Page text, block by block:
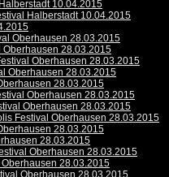
10.04.2015
Halberstadt 10.04.2015
Oberhausen 28.03.2015
Oberhausen 28.03.2015
Oberhausen 28.03.2015
Oberhausen 28.03.2015
28.03.2015
Oberhausen 28.03.2015
Oberhausen 28.03.2015
Festival Oberhausen 28.03.2015
28.03.2015
28.03.2015
Oberhausen 28.03.2015
28.03.2015